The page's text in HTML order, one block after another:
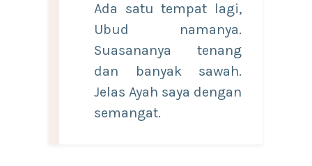
Ada satu tempat lagi,
Ubud namanya.
Suasananya tenang
dan banyak sawah.
Jelas Ayah saya dengan
semangat.